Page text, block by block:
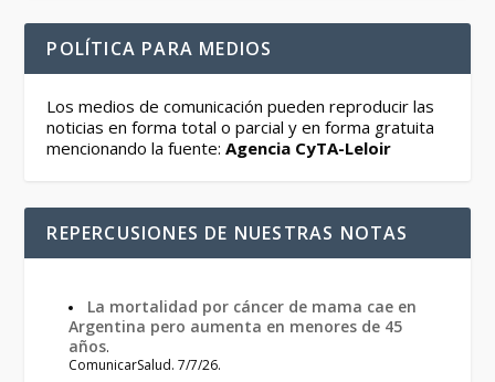
POLÍTICA PARA MEDIOS
Los medios de comunicación pueden reproducir las
noticias en forma total o parcial y en forma gratuita
mencionando la fuente:Agencia CyTA-Leloir
REPERCUSIONES DE NUESTRAS NOTAS
La mortalidad por cáncer de mama cae en
Argentina pero aumenta en menores de 45
años.
ComunicarSalud. 7/7/26.